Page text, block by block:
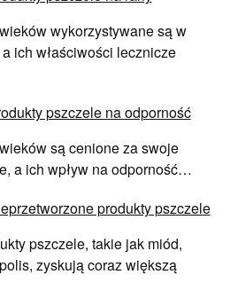
wykorzystywane są w
ich właściwości lecznicze
pszczele na odporność
są cenione za swoje
a ich wpływ na odporność…
produkty pszczele
pszczele, takie jak miód,
zyskują coraz większą